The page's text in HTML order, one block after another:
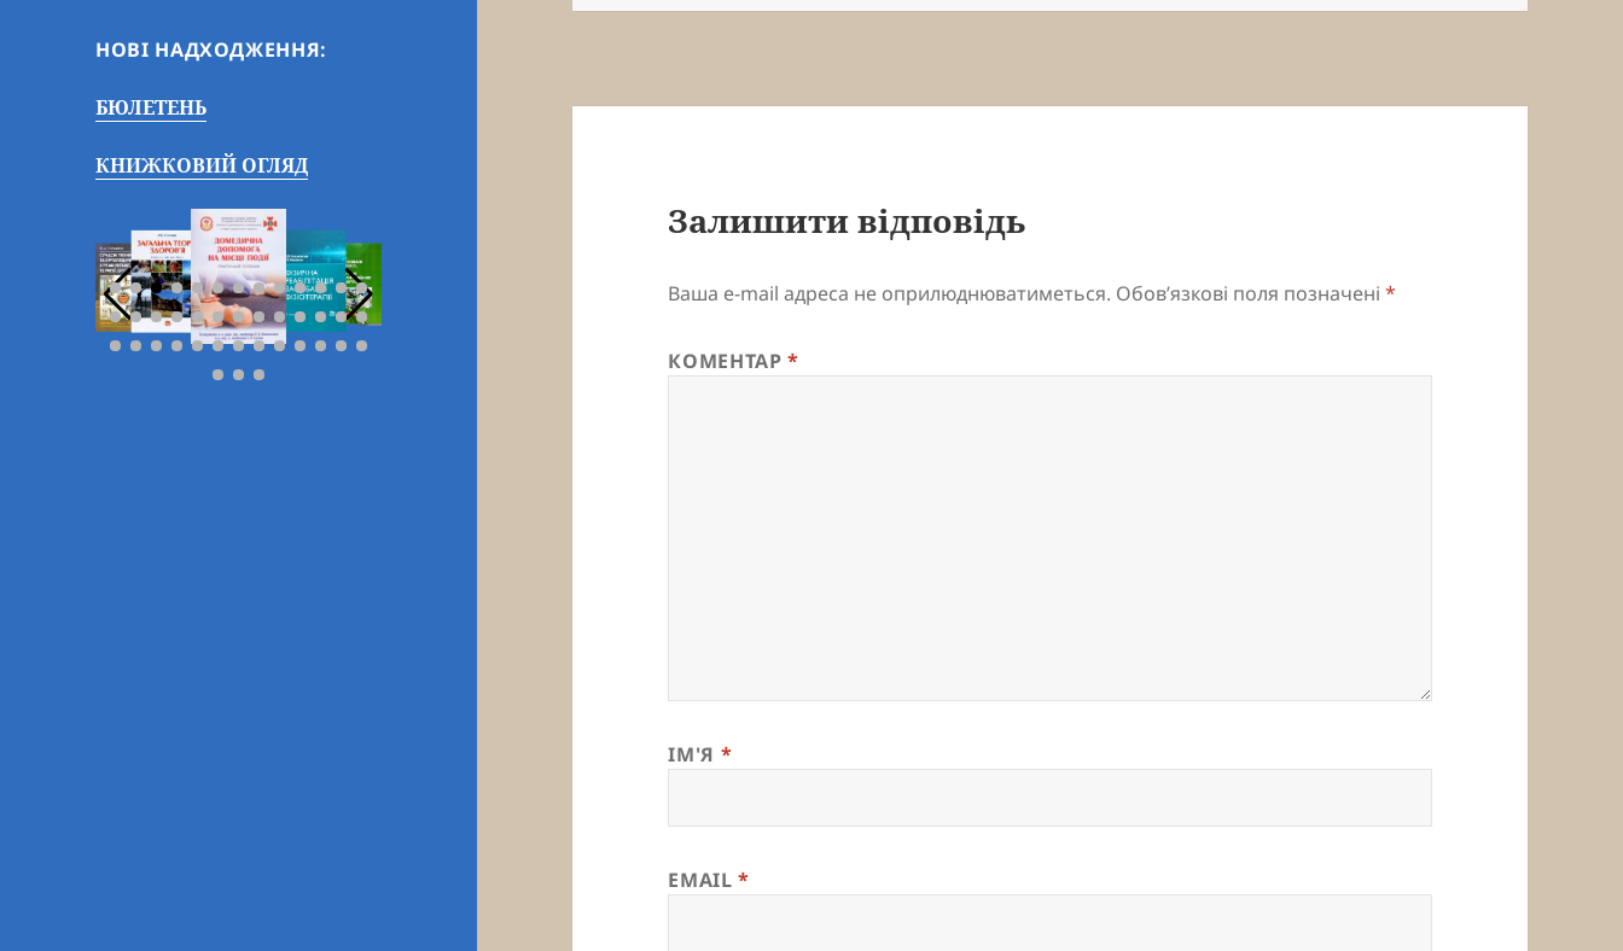
НОВІ НАДХОДЖЕННЯ:
БЮЛЕТЕНЬ
КНИЖКОВИЙ ОГЛЯД
Залишити відповідь
Ваша e-mail адреса не оприлюднюватиметься. Обов’язкові поля позначені*
КОМЕНТАР*
ІМ'Я *
EMAIL*